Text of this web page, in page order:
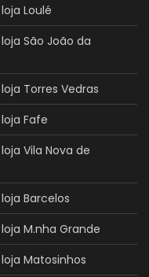
Loulé
São João da
Torres Vedras
Fafe
Vila Nova de
Barcelos
M.nha Grande
Matosinhos